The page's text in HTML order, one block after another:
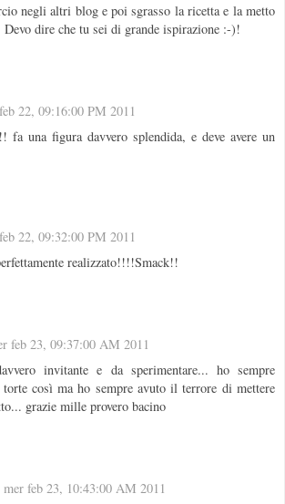
negli altri blog e poi sgrasso la ricetta e la metto
dire che tu sei di grande ispirazione :-)!
22, 09:16:00 PM 2011
fa una figura davvero splendida, e deve avere un
22, 09:32:00 PM 2011
realizzato!!!!Smack!!
feb 23, 09:37:00 AM 2011
invitante e da sperimentare... ho sempre
torte così ma ho sempre avuto il terrore di mettere
grazie mille provero bacino
mer feb 23, 10:43:00 AM 2011